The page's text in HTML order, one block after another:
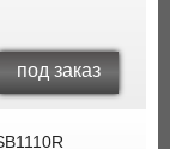
под заказ